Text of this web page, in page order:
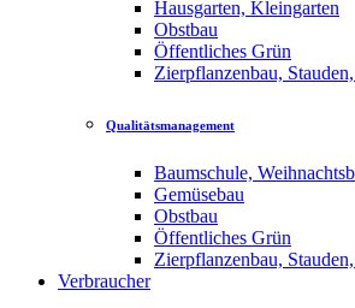
Hausgarten, Kleingarten
Obstbau
Öffentliches Grün
Zierpflanzenbau,
Qualitätsmanagement
Baumschule,
Gemüsebau
Obstbau
Öffentliches Grün
Zierpflanzenbau,
Verbraucher